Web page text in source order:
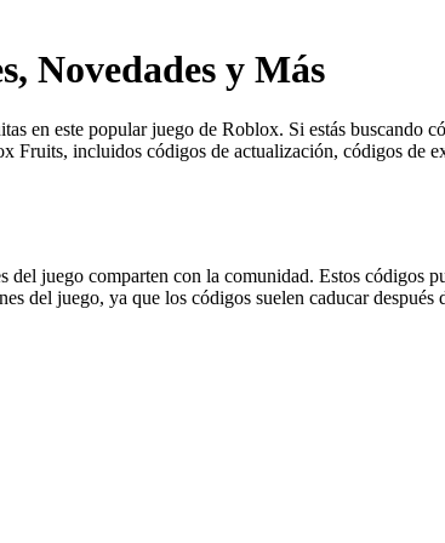
Novedades y Más
en este popular juego de Roblox. Si estás buscando
Fruits, incluidos códigos de actualización, códigos de
juego comparten con la comunidad. Estos códigos
del juego, ya que los códigos suelen caducar